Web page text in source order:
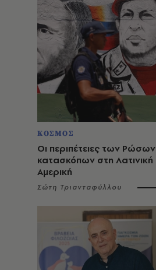
ΚΟΣΜΟΣ
Οι περιπέτειες των Ρώσων
κατασκόπων στη Λατινική
Αμερική
Σώτη Τριανταφύλλου